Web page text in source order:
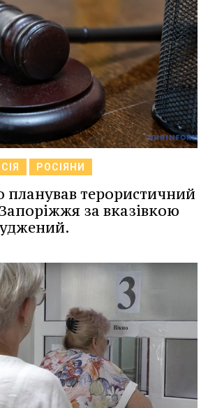
РОСІЯНИ
планував терористичний
за вказівкою